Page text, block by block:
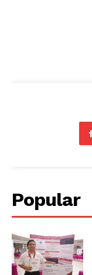
Popular